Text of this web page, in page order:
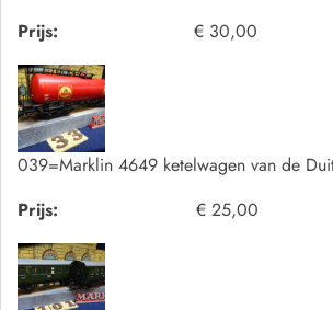
Prijs:
€ 30,00
039=Marklin 4649 ketelwagen van de
Prijs:
€ 25,00